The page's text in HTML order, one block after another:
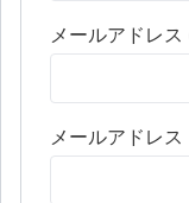
メールアドレ
メールアドレ